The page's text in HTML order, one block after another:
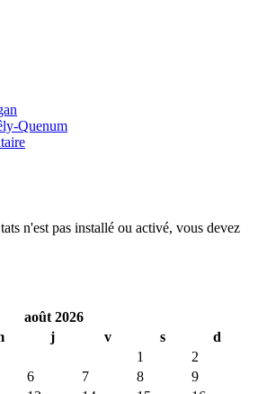
Quenum
n'est pas installé ou activé, vous devez
août 2026
j v s
d
1
2
6 7 8
9